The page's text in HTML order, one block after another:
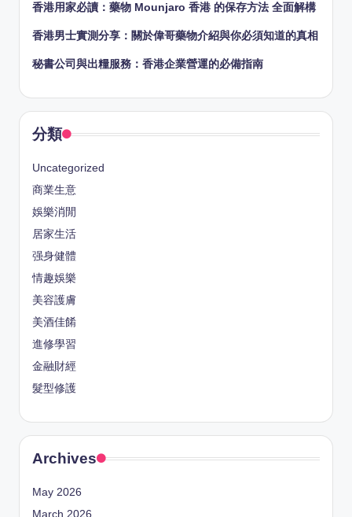
香港用家必讀：藥物 Mounjaro 香港 的保存方法 全面解構
香港男士實測分享：關於偉哥藥物介紹與你必須知道的真相
秘書公司與出糧服務：香港企業營運的必備指南
分類
Uncategorized
商業生意
娛樂消閒
居家生活
强身健體
情趣娛樂
美容護膚
美酒佳餚
進修學習
金融財經
髮型修護
Archives
May 2026
March 2026